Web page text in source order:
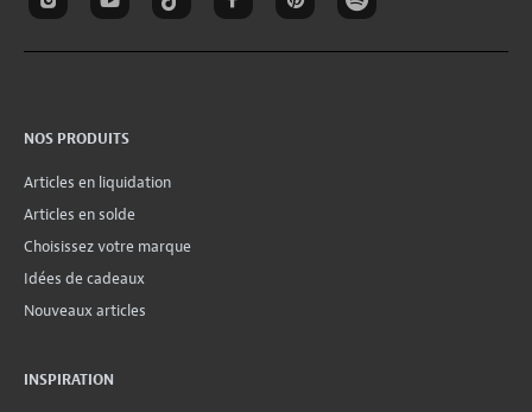
NOS PRODUITS
Articles en liquidation
Articles en solde
Choisissez votre marque
Idées de cadeaux
Nouveaux articles
INSPIRATION